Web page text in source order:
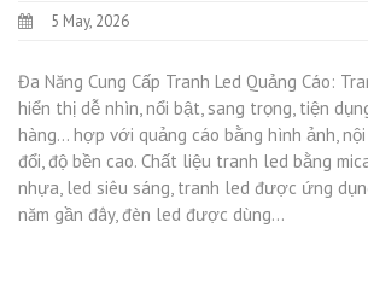
5 May, 2026
Đa Năng Cung Cấp Tranh Led Quảng Cáo:
hiển thị dễ nhìn, nổi bật, sang trọng, tiện
hàng… hợp với quảng cáo bằng hình ảnh,
đổi, độ bền cao. Chất liệu tranh led bằng
nhựa, led siêu sáng, tranh led được ứng
năm gần đây, đèn led được dùng…